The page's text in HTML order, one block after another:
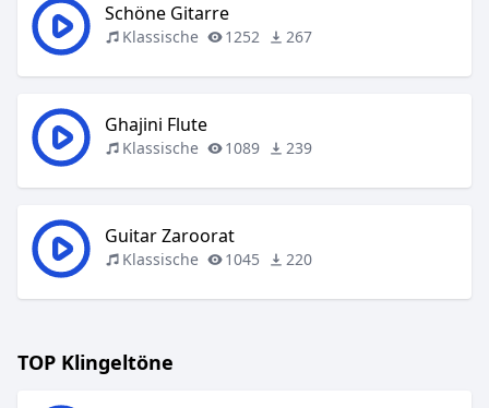
Schöne Gitarre
Klassische 1252 267
Ghajini Flute
Klassische 1089 239
Guitar Zaroorat
Klassische 1045 220
TOP Klingeltöne